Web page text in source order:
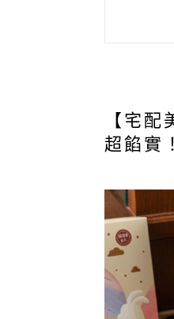
【宅
超餡實！